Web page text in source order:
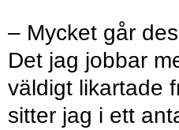
– Mycket går
Det jag jobbar
väldigt likartade
sitter jag i ett